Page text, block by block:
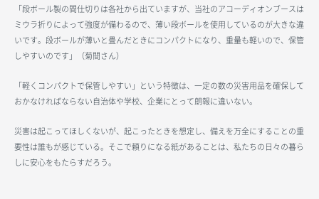
「段ボール製の間仕切りは各社から出ていますが、当社のアコーディオンブースは
ミウラ折りによって強度が備わるので、薄い段ボールを使用しているのが大きな違
いです。段ボールが薄いと畳んだときにコンパクトになり、重量も軽いので、保管
しやすいのです」（菊間さん）
「軽くコンパクトで保管しやすい」という特徴は、一定の数の災害用品を確保して
おかなければならない自治体や学校、企業にとって朗報に違いない。
災害は起こってほしくないが、起こったときを想定し、備えを万全にすることの重
要性は誰もが感じている。そこで頼りになる紙があることは、私たちの日々の暮ら
しに安心をもたらすだろう。